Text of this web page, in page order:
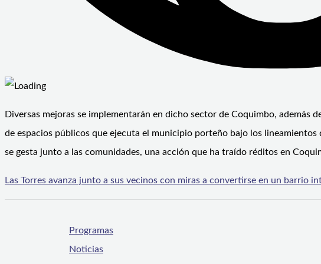
Diversas mejoras se implementarán en dicho sector de Coquimbo,
de espacios públicos que ejecuta el municipio porteño bajo los
se gesta junto a las comunidades, una acción que ha traído réditos en
Las Torres avanza junto a sus vecinos con miras a convertirse en un barrio
Programas
Noticias